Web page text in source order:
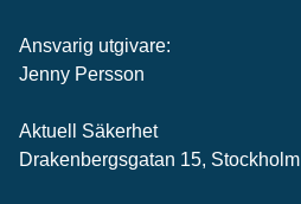
Ansvarig utgivare:
Jenny Persson
Aktuell Säkerhet
Drakenbergsgatan 15, Stockholm